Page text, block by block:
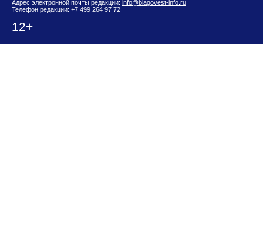
Адрес электронной почты редакции: info@blagovest-info.ru
Телефон редакции: +7 499 264 97 72
12+